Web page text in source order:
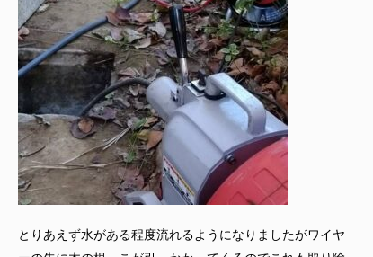
とりあえず水がある程度流れるようになりましたがワイヤ